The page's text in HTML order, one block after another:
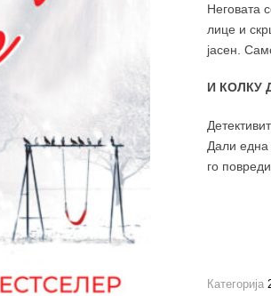
Неговата
лице и
јасен.
И КОЛКУ
Дали една
го
Категорија